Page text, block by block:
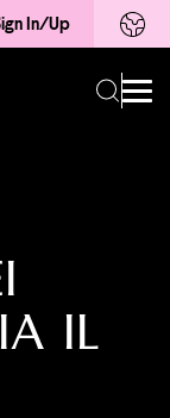
In/Up
IL